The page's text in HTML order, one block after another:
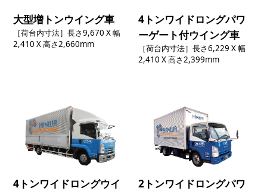
大型増トンウイング車
［荷台内寸法］長さ9,670 X 幅
2,410 X 高さ2,660mm
4トンワイドロングパワ
ーゲート付ウイング車
［荷台内寸法］長さ6,229 X 幅
2,410 X 高さ2,399mm
4トンワイドロングウイ
2トンワイドロングパワ